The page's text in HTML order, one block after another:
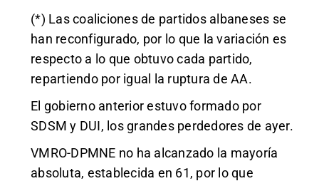
(*) Las coaliciones de partidos albaneses se
han reconfigurado, por lo que la variación es
respecto a lo que obtuvo cada partido,
repartiendo por igual la ruptura de AA.
El gobierno anterior estuvo formado por
SDSM y DUI, los grandes perdedores de ayer.
VMRO-DPMNE no ha alcanzado la mayoría
absoluta, establecida en 61, por lo que